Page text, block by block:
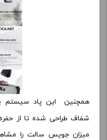
همچنین این پاد سیستم
شفاف طراحی شده تا از
میزان جویس سالت را